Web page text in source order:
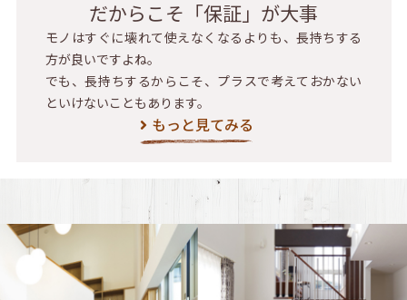
だからこそ「保証」が大事
モノはすぐに壊れて使えなくなるよりも、長持ちする
方が良いですよね。
でも、長持ちするからこそ、プラスで考えておかない
といけないこともあります。
もっと見てみる